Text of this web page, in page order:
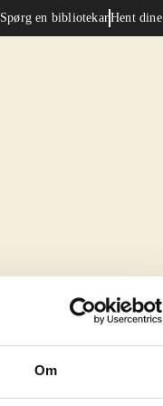
Om
Spørg en bibliotekarHent